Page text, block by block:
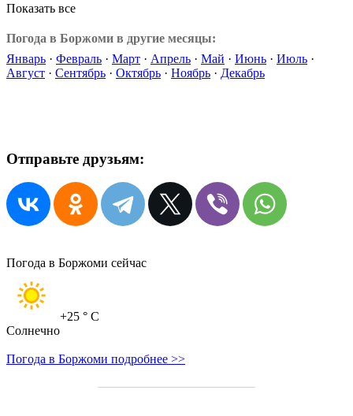
Показать все
Погода в Боржоми в другие месяцы:
Январь · Февраль · Март · Апрель · Май · Июнь · Июль ·
Август · Сентябрь · Октябрь · Ноябрь · Декабрь
Отправьте друзьям:
Погода в Боржоми сейчас
+25 ° C
Солнечно
Погода в Боржоми подробнее >>